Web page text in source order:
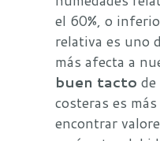
el 60%, o
relativa es uno
más afecta a
buen tacto
costeras es
encontrar